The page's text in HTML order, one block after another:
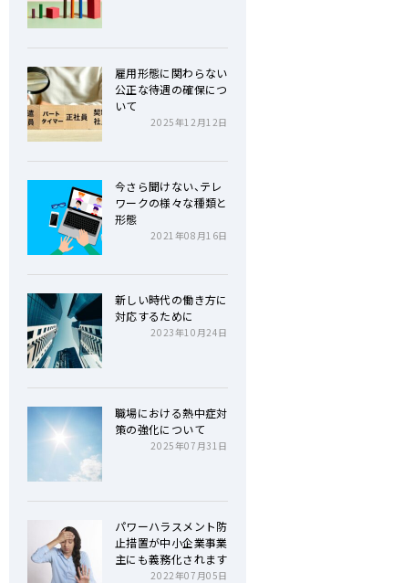
雇用形態に関わらない
公正な待遇の確保につ
いて
2025年12月12日
今さら聞けない、テレ
ワークの様々な種類と
形態
2021年08月16日
新しい時代の働き方に
対応するために
2023年10月24日
職場における熱中症対
策の強化について
2025年07月31日
パワーハラスメント防
止措置が中小企業事業
主にも義務化されます
2022年07月05日